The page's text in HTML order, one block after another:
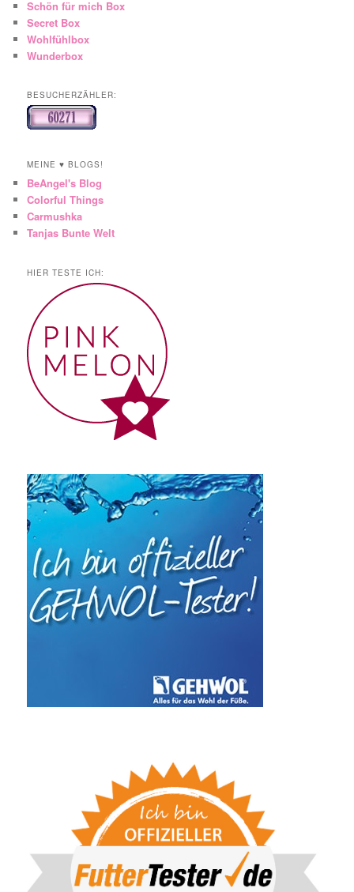
Schön für mich Box
Secret Box
Wohlfühlbox
Wunderbox
BESUCHERZÄHLER:
MEINE ♥ BLOGS!
BeAngel's Blog
Colorful Things
Carmushka
Tanjas Bunte Welt
HIER TESTE ICH: